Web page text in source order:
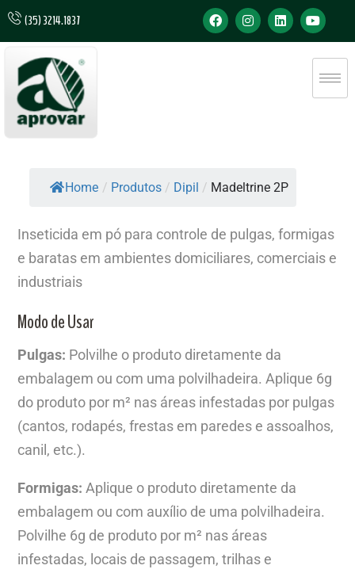
(35) 3214.1837
Home / Produtos / Dipil / Madeltrine 2P
Inseticida em pó para controle de pulgas, formigas
e baratas em ambientes domiciliares, comerciais e
industriais
Modo de Usar
Pulgas: Polvilhe o produto diretamente da
embalagem ou com uma polvilhadeira. Aplique 6g
do produto por m² nas áreas infestadas por pulgas
(cantos, rodapés, frestas em paredes e assoalhos,
canil, etc.).
Formigas: Aplique o produto diretamente da
embalagem ou com auxílio de uma polvilhadeira.
Polvilhe 6g de produto por m² nas áreas
infestadas, locais de passagem, trilhas e